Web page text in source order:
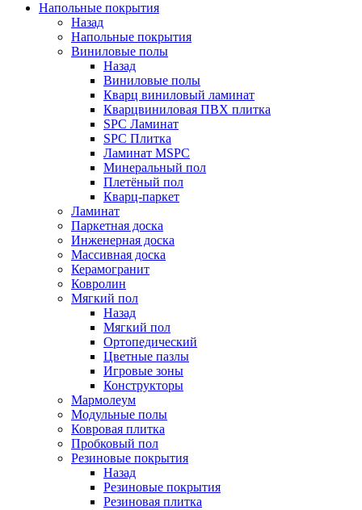
Напольные покрытия
Назад
Напольные покрытия
Виниловые полы
Назад
Виниловые полы
Кварц виниловый ламинат
Кварцвиниловая ПВХ плитка
SPC Ламинат
SPC Плитка
Ламинат MSPC
Минеральный пол
Плетёный пол
Кварц-паркет
Ламинат
Паркетная доска
Инженерная доска
Массивная доска
Керамогранит
Ковролин
Мягкий пол
Назад
Мягкий пол
Ортопедический
Цветные пазлы
Игровые зоны
Конструкторы
Мармолеум
Модульные полы
Ковровая плитка
Пробковый пол
Резиновые покрытия
Назад
Резиновые покрытия
Резиновая плитка